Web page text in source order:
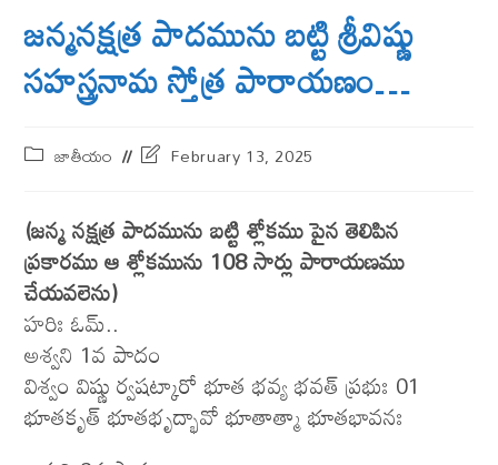
జన్మనక్షత్ర పాదమును బట్టి శ్రీవిష్ణు
సహస్త్రనామ స్తోత్ర పారాయణం…
జాతీయం February 13, 2025
(జన్మ నక్షత్ర పాదమును బట్టి శ్లోకము పైన తెలిపిన
ప్రకారము ఆ శ్లోకమును 108 సార్లు పారాయణము
చేయవలెను)
హరిః ఓమ్..
అశ్వని 1వ పాదం
విశ్వం విష్ణు ర్వషట్కారో భూత భవ్య భవత్ ప్రభుః 01
భూతకృత్ భూతభృద్భావో భూతాత్మా భూతభావనః